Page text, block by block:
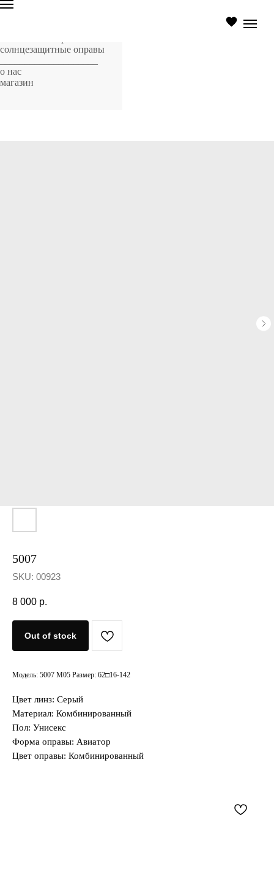
солнцезащитные оправы
о нас
магазин
5007
SKU: 00923
8 000 р.
Out of stock
Модель: 5007 М05 Размер: 62□16-142
Цвет линз: Серый
Материал: Комбинированный
Пол: Унисекс
Форма оправы: Авиатор
Цвет оправы: Комбинированный